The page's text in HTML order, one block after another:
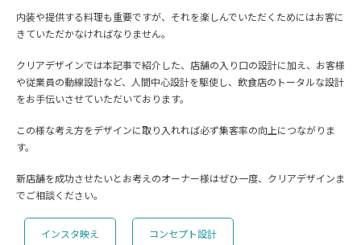
内装や提供する料理も重要ですが、それを楽しんでいただくためにはお客に
きていただかなければなりません。
クリアデザインでは本記事で紹介した、店舗の入り口の設計に加え、お客様
や従業員の動線設計など、人間中心設計を駆使し、飲食店のトータルな設計
をお手伝いさせていただいております。
この様な考え方をデザインに取り入れれば必ず集客率の向上につながりま
す。
新店舗を成功させたいとお考えのオーナー様はぜひ一度、クリアデザインま
でご相談ください。
インスタ映え コンセプト設計